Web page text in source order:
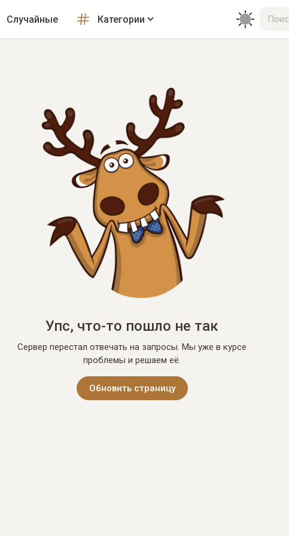
Случайные Категории
Упс, что-то пошло не так
Сервер перестал отвечать на запросы. Мы уже в курсе
проблемы и решаем её.
Обновить страницу